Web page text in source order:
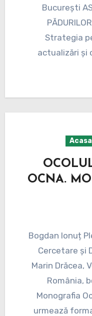
București
Strategia
actualizări și
Acasa
OCNA.
Bogdan Ionuț Pleșca Institutul Național de
Cercetare și
Marin Drăcea,
România,
Monografia
urmează